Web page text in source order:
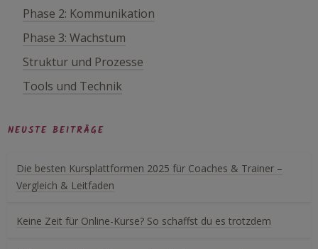
Phase 2: Kommunikation
Phase 3: Wachstum
Struktur und Prozesse
Tools und Technik
NEUSTE BEITRÄGE
Die besten Kursplattformen 2025 für Coaches & Trainer –
Vergleich & Leitfaden
Keine Zeit für Online-Kurse? So schaffst du es trotzdem